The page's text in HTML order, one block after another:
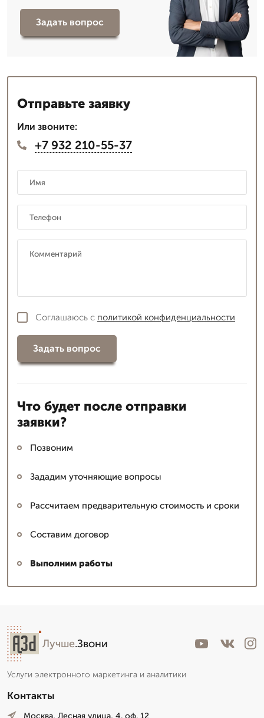
Задать вопрос
Отправьте заявку
Или звоните:
+7 932 210-55-37
Соглашаюсь с политикой конфиденциальности
Задать вопрос
Что будет после отправки
заявки?
Позвоним
Зададим уточняющие вопросы
Рассчитаем предварительную стоимость и сроки
Составим договор
Выполним работы
Лучше.Звони
Услуги электронного маркетинга и аналитики
Контакты
Москва, Лесная улица, 4. оф. 12